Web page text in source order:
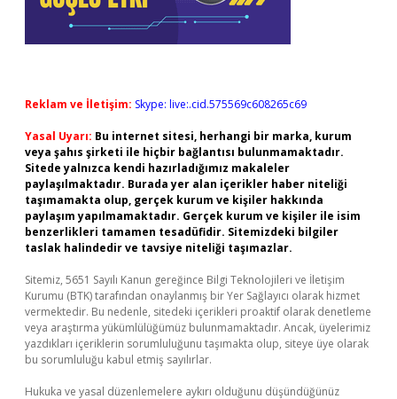
Reklam ve İletişim: Skype: live:.cid.575569c608265c69
Yasal Uyarı: Bu internet sitesi, herhangi bir marka, kurum
veya şahıs şirketi ile hiçbir bağlantısı bulunmamaktadır.
Sitede yalnızca kendi hazırladığımız makaleler
paylaşılmaktadır. Burada yer alan içerikler haber niteliği
taşımamakta olup, gerçek kurum ve kişiler hakkında
paylaşım yapılmamaktadır. Gerçek kurum ve kişiler ile isim
benzerlikleri tamamen tesadüfidir. Sitemizdeki bilgiler
taslak halindedir ve tavsiye niteliği taşımazlar.
Sitemiz, 5651 Sayılı Kanun gereğince Bilgi Teknolojileri ve İletişim
Kurumu (BTK) tarafından onaylanmış bir Yer Sağlayıcı olarak hizmet
vermektedir. Bu nedenle, sitedeki içerikleri proaktif olarak denetleme
veya araştırma yükümlülüğümüz bulunmamaktadır. Ancak, üyelerimiz
yazdıkları içeriklerin sorumluluğunu taşımakta olup, siteye üye olarak
bu sorumluluğu kabul etmiş sayılırlar.
Hukuka ve yasal düzenlemelere aykırı olduğunu düşündüğünüz